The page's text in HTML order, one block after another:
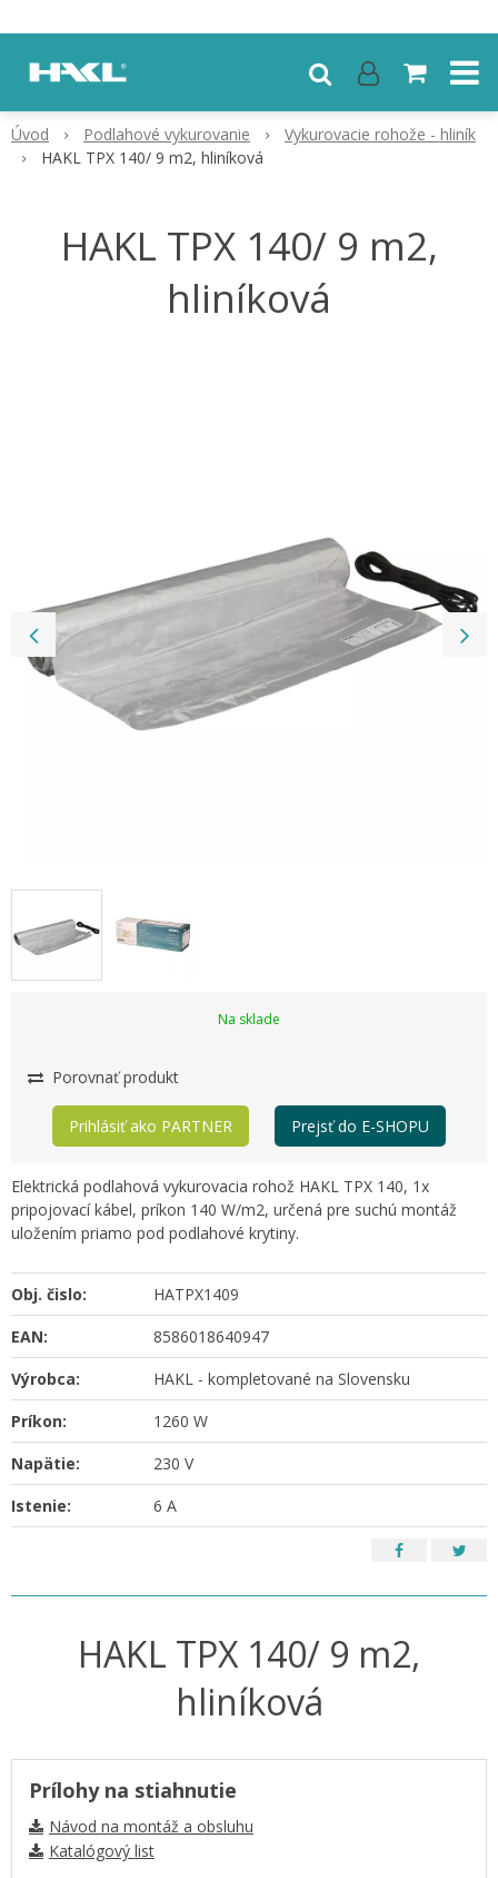
Úvod Podlahové vykurovanie
Vykurovacie rohože - hliník
HAKL TPX 140/ 9 m2, hliníková
HAKL TPX 140/ 9 m2,
hliníková
Na sklade
Porovnať produkt
Prihlásiť ako PARTNER Prejsť do E-SHOPU
Elektrická podlahová vykurovacia rohož HAKL TPX 140, 1x
pripojovací kábel, príkon 140 W/m2, určená pre suchú montáž
uložením priamo pod podlahové krytiny.
Obj. čislo:
HATPX1409
EAN:
8586018640947
Výrobca:
HAKL - kompletované na Slovensku
Príkon:
1260 W
Napätie:
230 V
Istenie:
6 A
HAKL TPX 140/ 9 m2,
hliníková
Prílohy na stiahnutie
Návod na montáž a obsluhu
Katalógový list